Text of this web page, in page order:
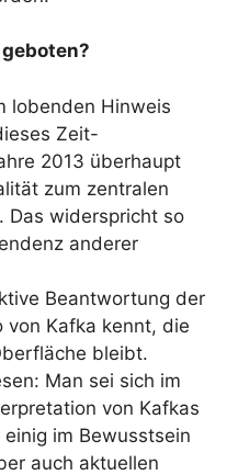
lobenden Hinweis
Zeit-
2013 überhaupt
zum zentralen
Das widerspricht so
anderer
Beantwortung der
von Kafka kennt, die
bleibt.
Man sei sich im
von Kafkas
im Bewusstsein
auch aktuellen